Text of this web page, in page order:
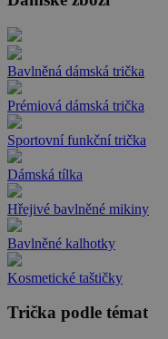
Bavlněná dámská trička
Prémiová dámská trička
Sportovní funkční trička
Dámská tílka
Hřejivé bavlněné mikiny
Bavlněné kalhotky
Kosmetické taštičky
Trička podle témat